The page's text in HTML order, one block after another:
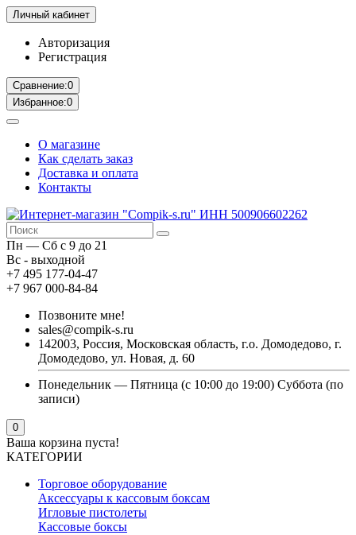
Личный кабинет
Авторизация
Регистрация
Сравнение:0
Избранное:0
О магазине
Как сделать заказ
Доставка и оплата
Контакты
Пн — Сб с 9 до 21
Вс - выходной
+7 495 177-04-47
+7 967 000-84-84
Позвоните мне!
sales@compik-s.ru
142003, Россия, Московская область, г.о. Домодедово, г.
Домодедово, ул. Новая, д. 60
Понедельник — Пятница (с 10:00 до 19:00) Суббота (по
записи)
0
Ваша корзина пуста!
КАТЕГОРИИ
Торговое оборудование
Аксессуары к кассовым боксам
Игловые пистолеты
Кассовые боксы